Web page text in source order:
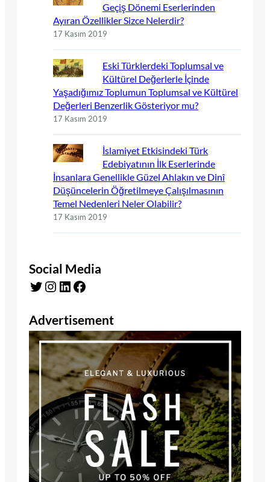
Geçiş Dönemi Eserlerinden
Ayıran Özellikler Sizce Nelerdir?
17 Kasım 2019
Eski Türklerdeki Toplumsal ve
Kültürel Değerlerle İçinde
Yaşadığımız Toplumun Toplumsal ve Kültürel
Değerleri Benzerlik Gösteriyor mu?
17 Kasım 2019
İslamiyet Etkisindeki Türk
Edebiyatının İlk Eserlerinde
İnsanlara Genellikle Güzel Ahlakın ve Dinî
Düşüncelerin Öğretilmeye Çalışılmasının
Temel Nedenleri Neler Olabilir?
17 Kasım 2019
Social Media
Twitter Instagram LinkedIn Facebook
Advertisement